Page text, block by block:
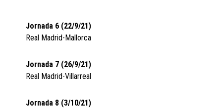
Jornada 6 (22/9/21)
Real Madrid-Mallorca
Jornada 7 (26/9/21)
Real Madrid-Villarreal
Jornada 8 (3/10/21)